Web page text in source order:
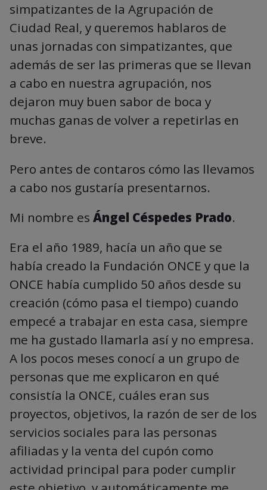
simpatizantes de la Agrupación de
Ciudad Real, y queremos hablaros de
unas jornadas con simpatizantes, que
además de ser las primeras que se llevan
a cabo en nuestra agrupación, nos
dejaron muy buen sabor de boca y
muchas ganas de volver a repetirlas en
breve.
Pero antes de contaros cómo las llevamos
a cabo nos gustaría presentarnos.
Mi nombre es Ángel Céspedes Prado.
Era el año 1989, hacía un año que se
había creado la Fundación ONCE y que la
ONCE había cumplido 50 años desde su
creación (cómo pasa el tiempo) cuando
empecé a trabajar en esta casa, siempre
me ha gustado llamarla así y no empresa.
A los pocos meses conocí a un grupo de
personas que me explicaron en qué
consistía la ONCE, cuáles eran sus
proyectos, objetivos, la razón de ser de los
servicios sociales para las personas
afiliadas y la venta del cupón como
actividad principal para poder cumplir